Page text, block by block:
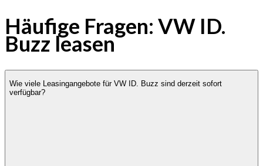
Häufige Fragen: VW ID.
Buzz leasen
Wie viele Leasingangebote für VW ID. Buzz sind derzeit sofort
verfügbar?